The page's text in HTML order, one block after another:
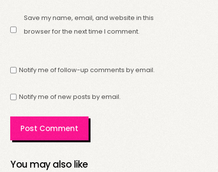
Save my name, email, and website in this
browser for the next time I comment.
Notify me of follow-up comments by email.
Notify me of new posts by email.
You may also like